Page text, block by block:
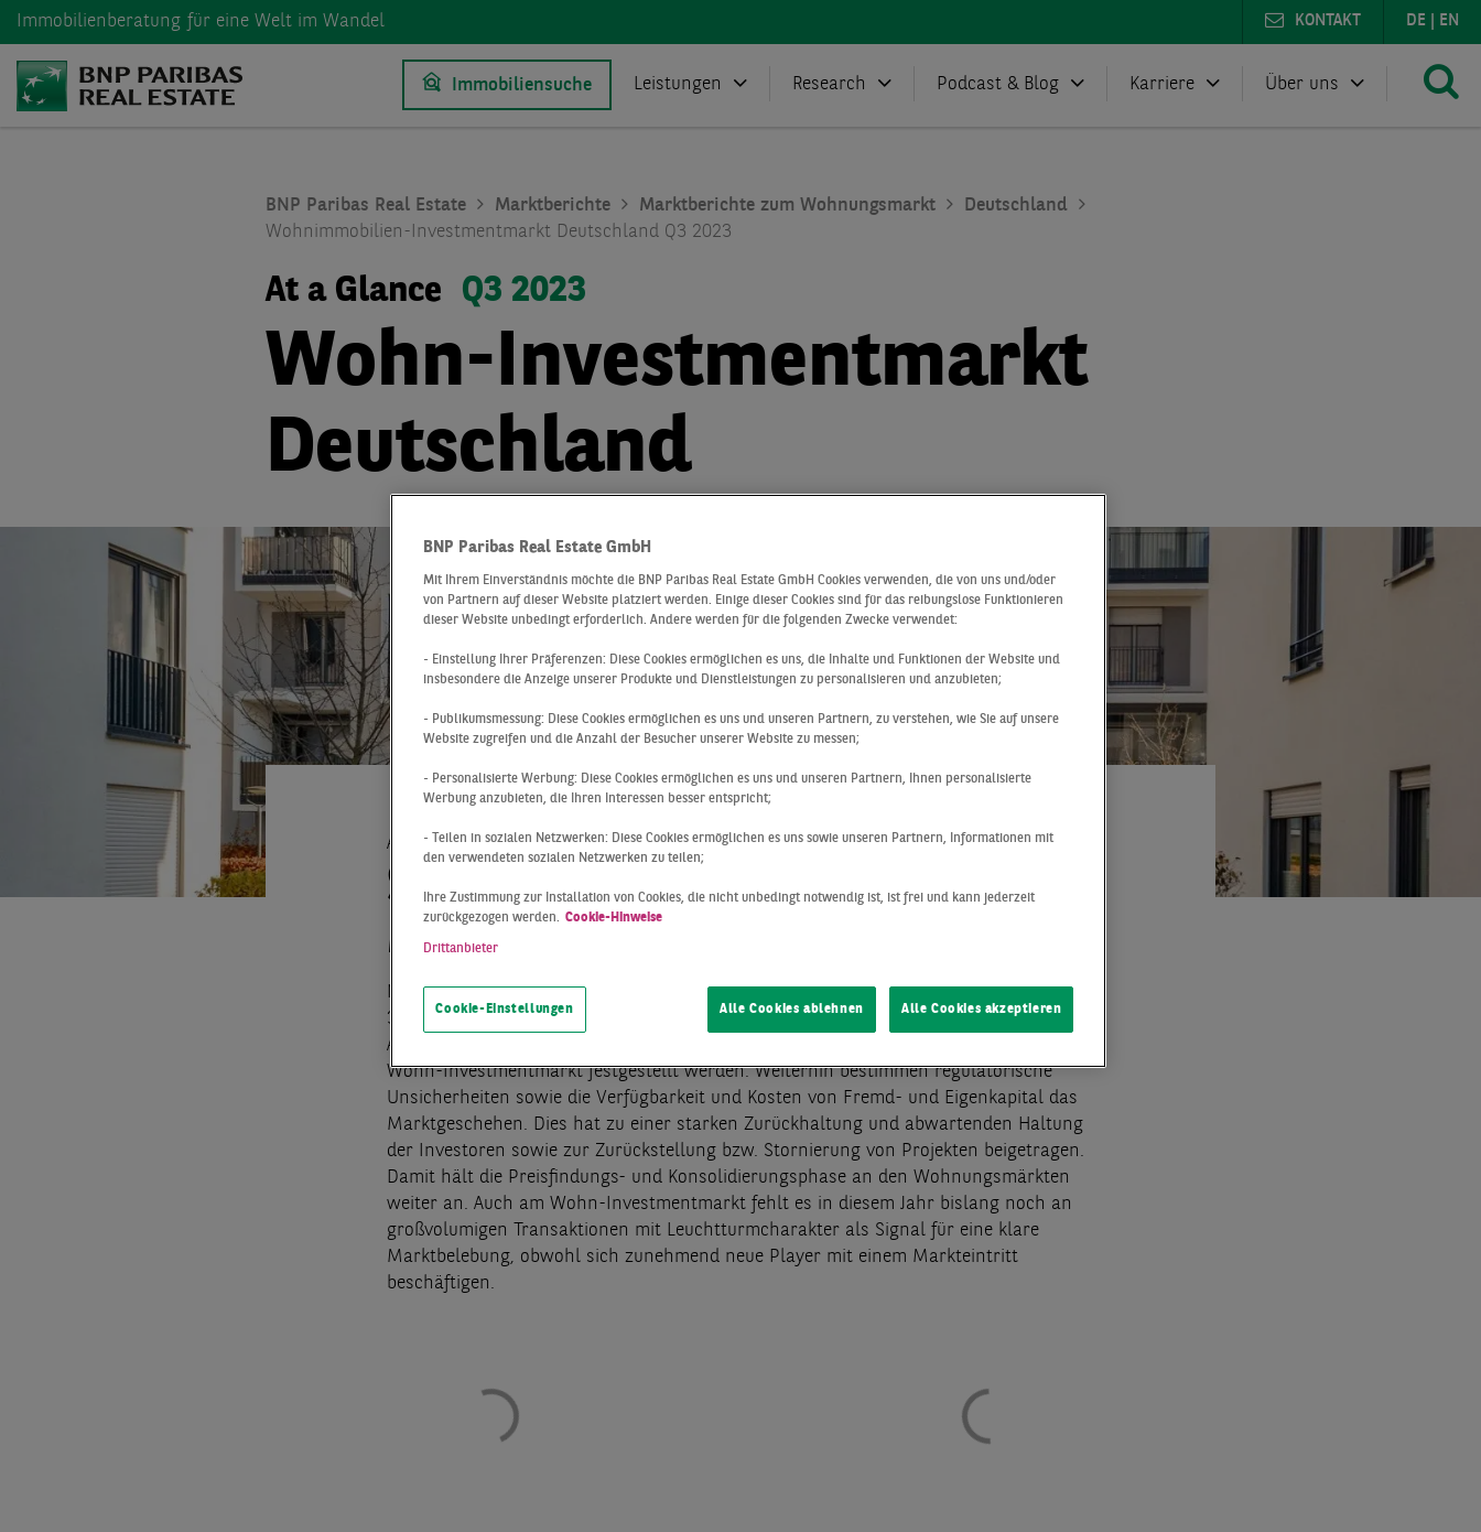
Immobilienberatung für eine Welt im Wandel DE EN
KONTAKT
Immobiliensuche Leistungen Research Podcast & Blog Karriere Über uns
BNP Paribas Real Estate Marktberichte Marktberichte zum Wohnungsmarkt
Deutschland
Wohnimmobilien-Investmentmarkt Deutschland Q3 2023
At a Glance Q3 2023
Wohn-Investmentmarkt
Deutschland
At a Glance Deutschland Q3 2023
SCHWÄCHSTEN ERSTEN NEUN
MONATE SEIT 2010
Nach Ende des dritten Quartals 2023 belief sich das Investitionsvolumen auf nur rund
3,92 Mrd. €. Damit wurden die schwächsten ersten neun Monate seit 2010 registriert.
Auch im dritten Quartal konnte somit keine signifikante Belebung am deutschen
Wohn-Investmentmarkt festgestellt werden. Weiterhin bestimmen regulatorische
Unsicherheiten sowie die Verfügbarkeit und Kosten von Fremd- und Eigenkapital das
Marktgeschehen. Dies hat zu einer starken Zurückhaltung und abwartenden Haltung
der Investoren sowie zur Zurückstellung bzw. Stornierung von Projekten beigetragen.
Damit hält die Preisfindungs- und Konsolidierungsphase an den Wohnungsmärkten
weiter an. Auch am Wohn-Investmentmarkt fehlt es in diesem Jahr bislang noch an
großvolumigen Transaktionen mit Leuchtturmcharakter als Signal für eine klare
Marktbelebung, obwohl sich zunehmend neue Player mit einem Markteintritt
beschäftigen.
BNP Paribas Real Estate GmbH
Mit Ihrem Einverständnis möchte die BNP Paribas Real Estate GmbH Cookies verwenden, die von uns und/oder
von Partnern auf dieser Website platziert werden. Einige dieser Cookies sind für das reibungslose Funktionieren
dieser Website unbedingt erforderlich. Andere werden für die folgenden Zwecke verwendet:
- Einstellung Ihrer Präferenzen: Diese Cookies ermöglichen es uns, die Inhalte und Funktionen der Website und
insbesondere die Anzeige unserer Produkte und Dienstleistungen zu personalisieren und anzubieten;
- Publikumsmessung: Diese Cookies ermöglichen es uns und unseren Partnern, zu verstehen, wie Sie auf unsere
Website zugreifen und die Anzahl der Besucher unserer Website zu messen;
- Personalisierte Werbung: Diese Cookies ermöglichen es uns und unseren Partnern, Ihnen personalisierte
Werbung anzubieten, die Ihren Interessen besser entspricht;
- Teilen in sozialen Netzwerken: Diese Cookies ermöglichen es uns sowie unseren Partnern, Informationen mit
den verwendeten sozialen Netzwerken zu teilen;
Ihre Zustimmung zur Installation von Cookies, die nicht unbedingt notwendig ist, ist frei und kann jederzeit
zurückgezogen werden. Cookie-Hinweise
Drittanbieter
Cookie-Einstellungen Alle Cookies ablehnen Alle Cookies akzeptieren